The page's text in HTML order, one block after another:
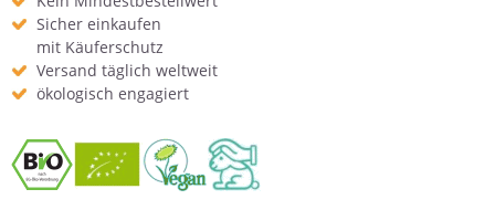
Sicher einkaufen
mit Käuferschutz
Versand täglich weltweit
ökologisch engagiert